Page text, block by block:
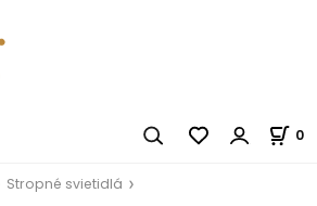
0
Stropné svietidlá